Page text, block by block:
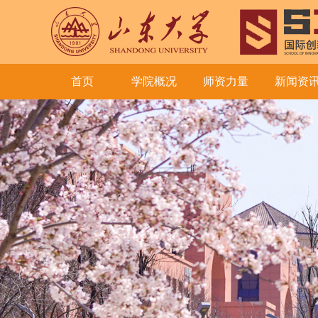
首页 学院概况 师资力量 新闻资